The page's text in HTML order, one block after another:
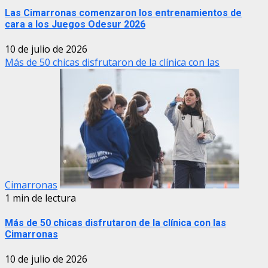
Las Cimarronas comenzaron los entrenamientos de
cara a los Juegos Odesur 2026
10 de julio de 2026
Más de 50 chicas disfrutaron de la clínica con las
Cimarronas
1 min de lectura
Más de 50 chicas disfrutaron de la clínica con las
Cimarronas
10 de julio de 2026